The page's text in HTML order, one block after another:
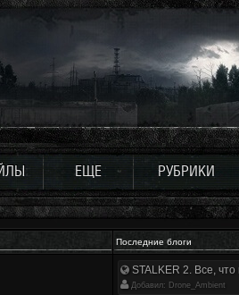
ЕЩЕ РУБРИКИ
Последние блоги
STALKER 2. Все,
Добавил: Drone_Ambient